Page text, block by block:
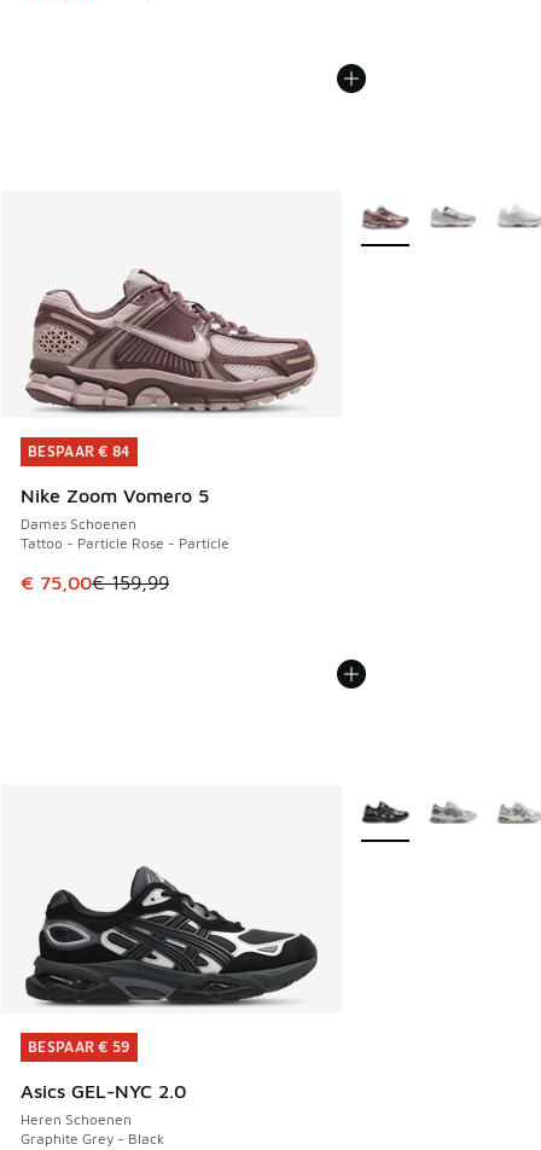
BESPAAR € 84
Nike Zoom Vomero 5
Dames Schoenen
Tattoo - Particle Rose - Particle
Dit artikel is in de uitverkoop. Dit artikel is in de
€ 75,00€ 159,99
BESPAAR € 84
Meer kleuren
BESPAAR € 59
Asics GEL-NYC 2.0
Heren Schoenen
Graphite Grey - Black
BESPAAR € 59
Meer kleuren